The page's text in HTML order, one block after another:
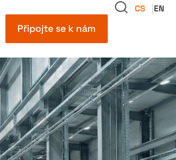
Připojte se k nám
CS EN